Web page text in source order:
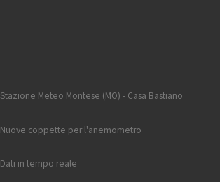
Stazione Meteo Montese (MO) - Casa Bastiano
Nuove coppette per l'anemometro
Dati in tempo reale